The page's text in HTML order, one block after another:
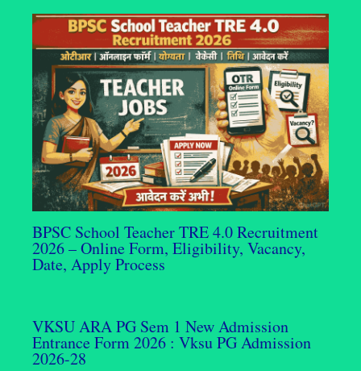
BPSC School Teacher TRE 4.0 Recruitment
2026 – Online Form, Eligibility, Vacancy,
Date, Apply Process
VKSU ARA PG Sem 1 New Admission
Entrance Form 2026 : Vksu PG Admission
2026-28